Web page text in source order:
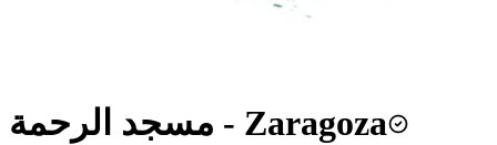
مسجد الرحمة - Zaragoza